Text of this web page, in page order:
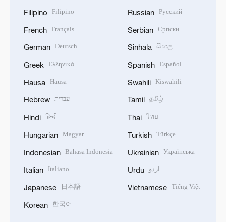
Filipino Filipino
French Français
German Deutsch
Greek Ελληνικά
Hausa Hausa
Hebrew עברית
Hindi हिन्दी
Hungarian Magyar
Indonesian Bahasa Indonesia
Italian Italiano
Japanese 日本語
Korean 한국어
Russian Русский
Serbian Српски
Sinhala සිංහල
Spanish Español
Swahili Kiswahili
Tamil தமிழ்
Thai ไทย
Turkish Türkçe
Ukrainian Українська
Urdu اردو
Vietnamese Tiếng Việt